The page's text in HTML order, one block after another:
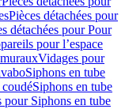
Pièces détachées pour
détachées pour Pour
pour l’espace
Vidages pour
Siphons en tube
coudéSiphons en tube
pour Siphons en tube